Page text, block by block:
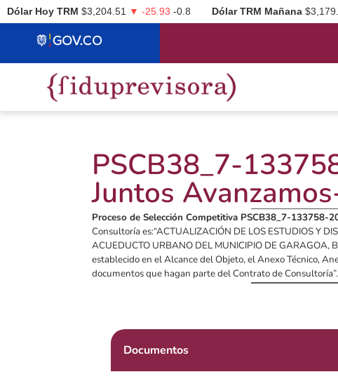
Dólar Hoy TRM $3,204.51 ▼ -25.93 -0.8 Dólar TRM Mañana
PSCB38_7-
Juntos
Proceso de Selección Competitiva PSCB38_7-133758-
Consultoría es:“ACTUALIZACIÓN DE LOS ESTUDIOS Y
ACUEDUCTO URBANO DEL MUNICIPIO DE GARAGOA,
establecido en el Alcance del Objeto, el Anexo Técnico,
documentos que hagan parte del Contrato de Consultoría”.
Documentos